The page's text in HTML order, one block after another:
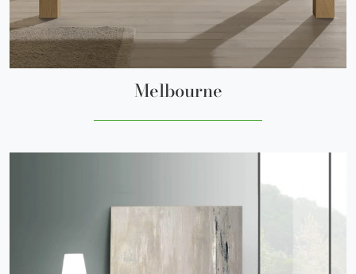
Melbourne